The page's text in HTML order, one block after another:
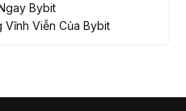
Bybit
Viễn Của Bybit